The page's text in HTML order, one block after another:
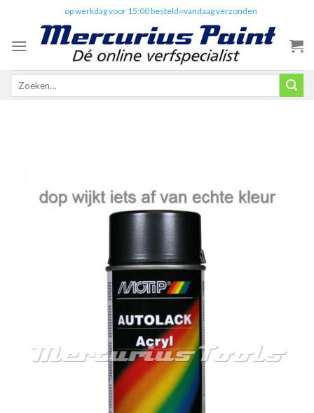
content
op werkdag voor 15:00 besteld=vandaag verzonden
Zoeken